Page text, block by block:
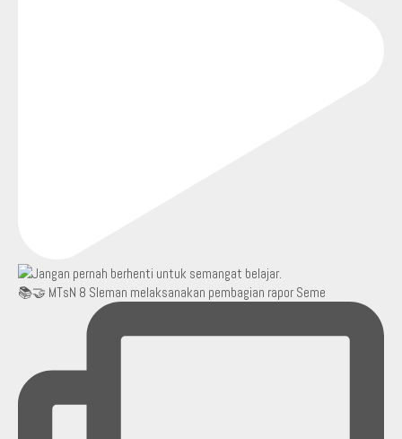
📚🤝 MTsN 8 Sleman melaksanakan pembagian rapor Seme